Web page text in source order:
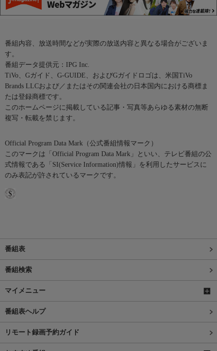
番組内容、放送時間などが実際の放送内容と異なる場合がございま
す。
番組データ提供元：IPG Inc.
TiVo、Gガイド、G-GUIDE、およびGガイドロゴは、米国TiVo
Brands LLCおよび／またはその関連会社の日本国内における商標ま
たは登録商標です。
このホームページに掲載している記事・写真等あらゆる素材の無断
複写・転載を禁じます。
Official Program Data Mark（公式番組情報マーク）
このマークは「Official Program Data Mark」といい、テレビ番組の公
式情報である「SI(Service Information)情報」を利用したサービスに
のみ表記が許されているマークです。
番組表
番組検索
マイメニュー
番組表ヘルプ
リモート録画予約ガイド